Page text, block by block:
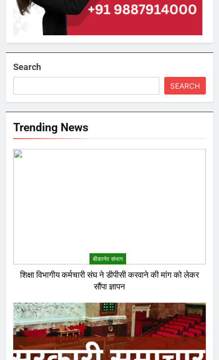
Search
SEARCH
Trending News
बीकानेर संभाग
शिक्षा विभागीय कर्मचारी संघ ने डीपीसी करवाने की मांग को लेकर
सौंपा ज्ञापन